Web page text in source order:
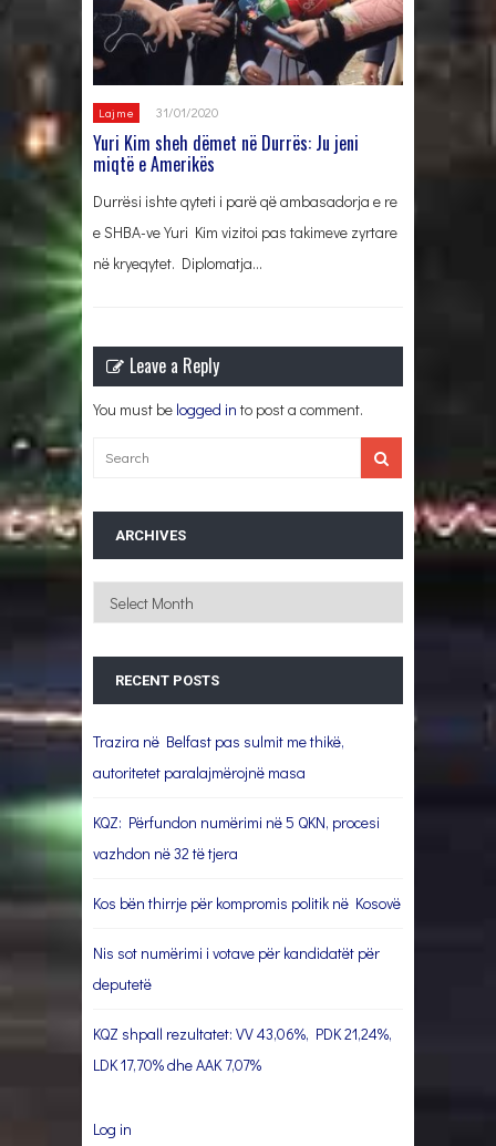
Lajme 31/01/2020
Yuri Kim sheh dëmet në Durrës: Ju jeni
miqtë e Amerikës
Durrësi ishte qyteti i parë që ambasadorja e re
e SHBA-ve Yuri Kim vizitoi pas takimeve zyrtare
në kryeqytet. Diplomatja…
Leave a Reply
You must be logged in to post a comment.
ARCHIVES
Archives
RECENT POSTS
Trazira në Belfast pas sulmit me thikë,
autoritetet paralajmërojnë masa
KQZ: Përfundon numërimi në 5 QKN, procesi
vazhdon në 32 të tjera
Kos bën thirrje për kompromis politik në Kosovë
Nis sot numërimi i votave për kandidatët për
deputetë
KQZ shpall rezultatet: VV 43,06%, PDK 21,24%,
LDK 17,70% dhe AAK 7,07%
Log in